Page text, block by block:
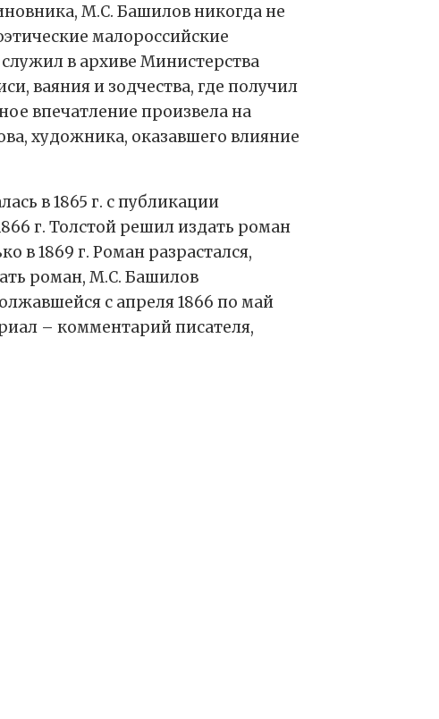
М.С. Башилов никогда не
малороссийские
в архиве Министерства
ваяния и зодчества, где получил
впечатление произвела на
художника, оказавшего влияние
в 1865 г. с публикации
г. Толстой решил издать роман
в 1869 г. Роман разрастался,
роман, М.С. Башилов
с апреля 1866 по май
– комментарий писателя,